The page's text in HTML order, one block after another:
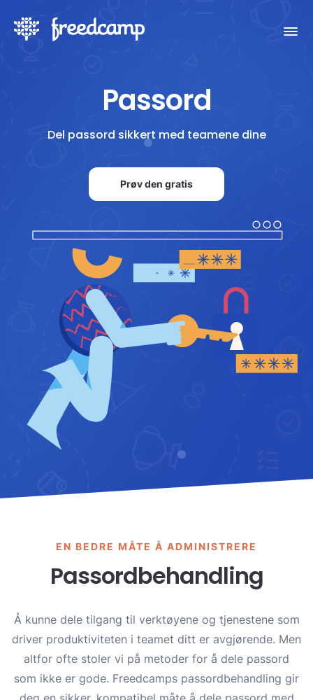
Passord
Del passord sikkert med teamene dine
Prøv den gratis
EN BEDRE MÅTE Å ADMINISTRERE
Passordbehandling
Å kunne dele tilgang til verktøyene og tjenestene som
driver produktiviteten i teamet ditt er avgjørende. Men
altfor ofte stoler vi på metoder for å dele passord
som ikke er gode. Freedcamps passordbehandling gir